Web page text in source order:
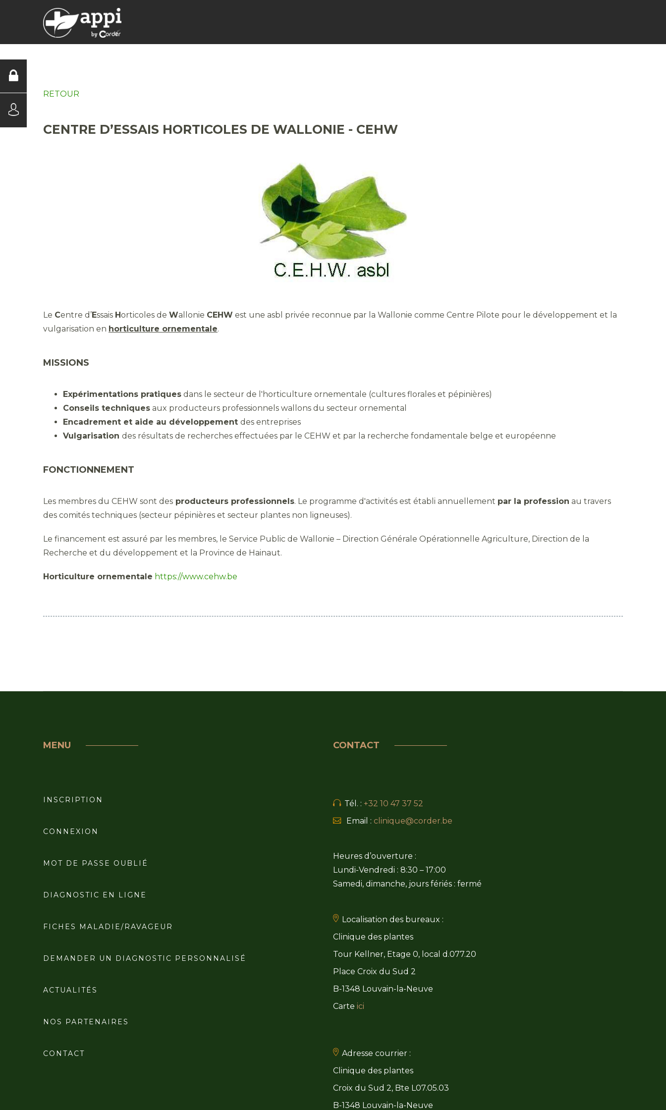
RETOUR
CENTRE D’ESSAIS HORTICOLES DE WALLONIE - CEHW
Le Centre d’Essais Horticoles de Wallonie CEHW est une asbl privée reconnue par la Wallonie comme Centre Pilote pour le développement et la
vulgarisation en horticulture ornementale.
MISSIONS
Expérimentations pratiques dans le secteur de l'horticulture ornementale (cultures florales et pépinières)
Conseils techniques aux producteurs professionnels wallons du secteur ornemental
Encadrement et aide au développement des entreprises
Vulgarisation des résultats de recherches effectuées par le CEHW et par la recherche fondamentale belge et européenne
FONCTIONNEMENT
Les membres du CEHW sont des producteurs professionnels. Le programme d'activités est établi annuellement par la profession au travers
des comités techniques (secteur pépinières et secteur plantes non ligneuses).
Le financement est assuré par les membres, le Service Public de Wallonie – Direction Générale Opérationnelle Agriculture, Direction de la
Recherche et du développement et la Province de Hainaut.
Horticulture ornementale https://www.cehw.be
MENU
INSCRIPTION
CONNEXION
MOT DE PASSE OUBLIÉ
DIAGNOSTIC EN LIGNE
FICHES MALADIE/RAVAGEUR
DEMANDER UN DIAGNOSTIC PERSONNALISÉ
ACTUALITÉS
NOS PARTENAIRES
CONTACT
CONTACT
Tél. : +32 10 47 37 52
Email : clinique@corder.be
Heures d’ouverture :
Lundi-Vendredi : 8:30 – 17:00
Samedi, dimanche, jours fériés : fermé
Localisation des bureaux :
Clinique des plantes
Tour Kellner, Etage 0, local d.077.20
Place Croix du Sud 2
B-1348 Louvain-la-Neuve
Carte ici
Adresse courrier :
Clinique des plantes
Croix du Sud 2, Bte L07.05.03
B-1348 Louvain-la-Neuve